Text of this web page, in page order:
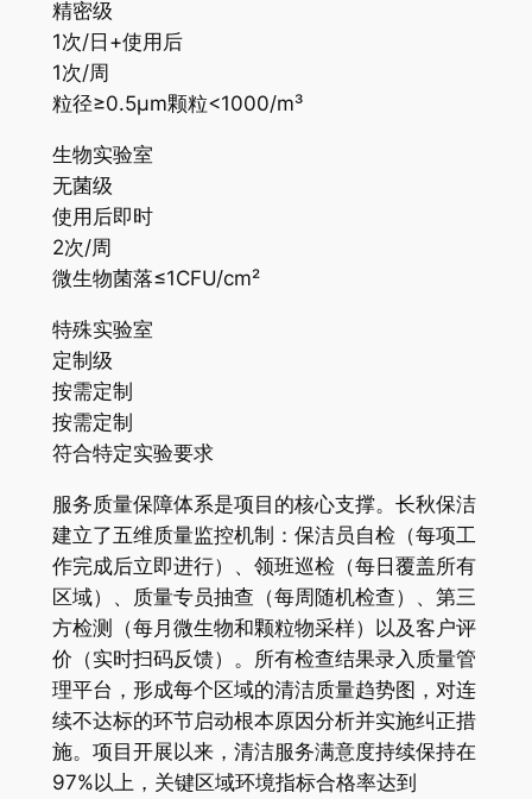
精密级
1次/日+使用后
1次/周
粒径≥0.5μm颗粒<1000/m³
生物实验室
无菌级
使用后即时
2次/周
微生物菌落≤1CFU/cm²
特殊实验室
定制级
按需定制
按需定制
符合特定实验要求
服务质量保障体系是项目的核心支撑。长秋保洁
建立了五维质量监控机制：保洁员自检（每项工
作完成后立即进行）、领班巡检（每日覆盖所有
区域）、质量专员抽查（每周随机检查）、第三
方检测（每月微生物和颗粒物采样）以及客户评
价（实时扫码反馈）。所有检查结果录入质量管
理平台，形成每个区域的清洁质量趋势图，对连
续不达标的环节启动根本原因分析并实施纠正措
施。项目开展以来，清洁服务满意度持续保持在
97%以上，关键区域环境指标合格率达到